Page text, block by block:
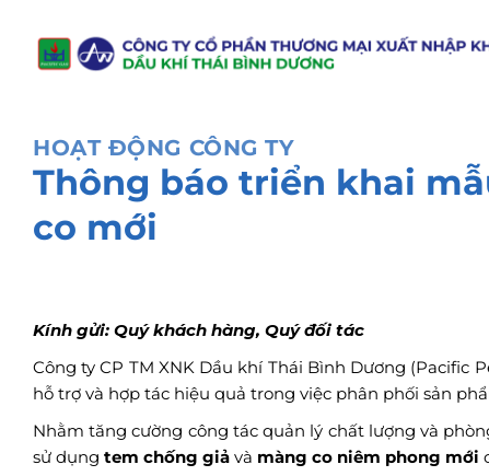
HOẠT ĐỘNG CÔNG TY
Thông báo triển khai
co mới
Kính gửi: Quý khách hàng, Quý đối tác
Công ty CP TM XNK Dầu khí Thái Bình Dương
hỗ trợ và hợp tác hiệu quả trong việc phân phối sản
Nhằm tăng cường công tác quản lý chất lượng và
sử dụng tem chống giả và màng co niêm phong mới